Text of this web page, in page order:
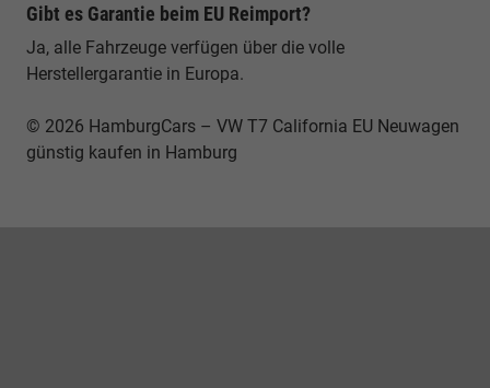
Gibt es Garantie beim EU Reimport?
Ja, alle Fahrzeuge verfügen über die volle
Herstellergarantie in Europa.
© 2026 HamburgCars – VW T7 California EU Neuwagen
günstig kaufen in Hamburg